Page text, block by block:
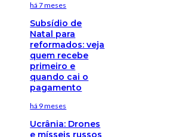
há 7 meses
Subsídio de
Natal para
reformados: veja
quem recebe
primeiro e
quando cai o
pagamento
há 9 meses
Ucrânia: Drones
e mísseis russos